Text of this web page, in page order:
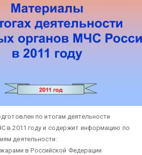
по итогам деятельности
в 2011 году и содержит информацию по
деятельности:
в Российской Федерации